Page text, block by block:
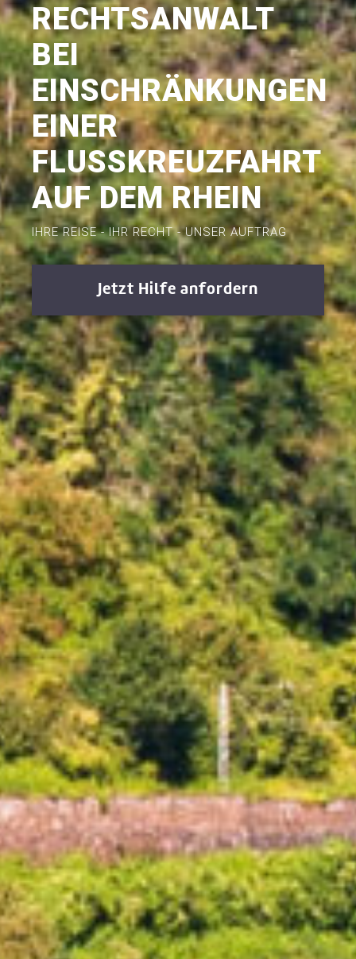
RECHTSANWALT
BEI
EINSCHRÄNKUNGEN
EINER
FLUSSKREUZFAHRT
AUF DEM RHEIN
IHRE REISE - IHR RECHT - UNSER AUFTRAG
Jetzt Hilfe anfordern